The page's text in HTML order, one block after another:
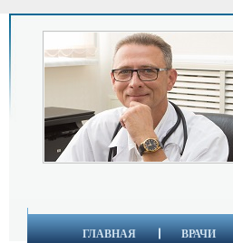
ГЛАВНАЯ ВРАЧИ